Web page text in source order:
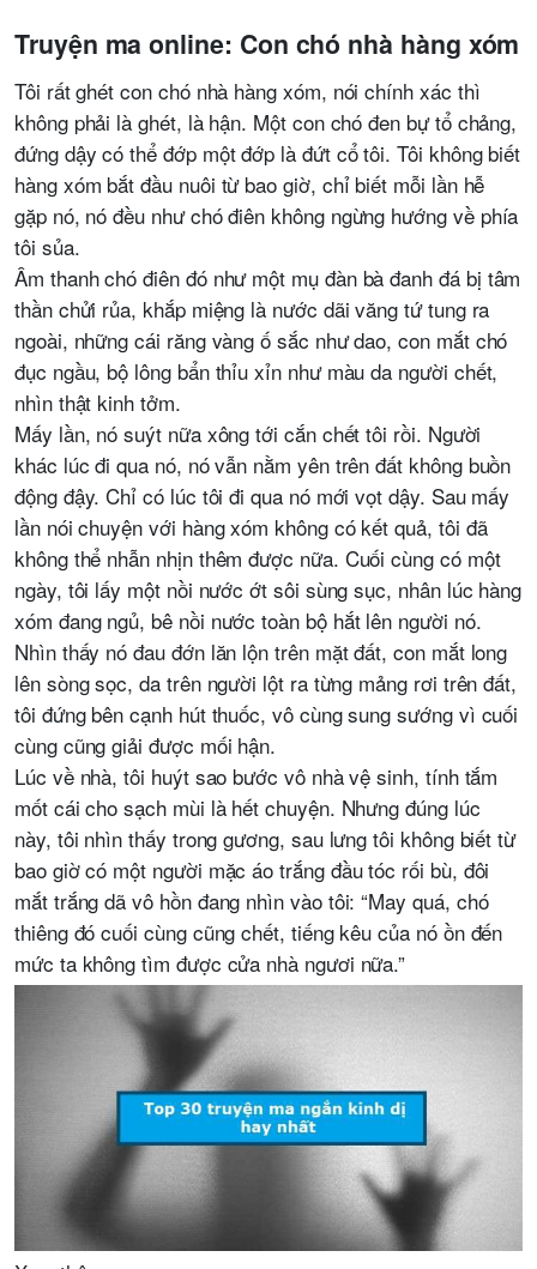
Truyện ma online: Con chó nhà hàng xóm
Tôi rất ghét con chó nhà hàng xóm, nói chính xác thì
không phải là ghét, là hận. Một con chó đen bự tổ chảng,
đứng dậy có thể đớp một đớp là đứt cổ tôi. Tôi không biết
hàng xóm bắt đầu nuôi từ bao giờ, chỉ biết mỗi lần hễ
gặp nó, nó đều như chó điên không ngừng hướng về phía
tôi sủa.
Âm thanh chó điên đó như một mụ đàn bà đanh đá bị tâm
thần chửi rủa, khắp miệng là nước dãi văng tứ tung ra
ngoài, những cái răng vàng ố sắc như dao, con mắt chó
đục ngầu, bộ lông bẩn thỉu xỉn như màu da người chết,
nhìn thật kinh tởm.
Mấy lần, nó suýt nữa xông tới cắn chết tôi rồi. Người
khác lúc đi qua nó, nó vẫn nằm yên trên đất không buồn
động đậy. Chỉ có lúc tôi đi qua nó mới vọt dậy. Sau mấy
lần nói chuyện với hàng xóm không có kết quả, tôi đã
không thể nhẫn nhịn thêm được nữa. Cuối cùng có một
ngày, tôi lấy một nồi nước ớt sôi sùng sục, nhân lúc hàng
xóm đang ngủ, bê nồi nước toàn bộ hắt lên người nó.
Nhìn thấy nó đau đớn lăn lộn trên mặt đất, con mắt long
lên sòng sọc, da trên người lột ra từng mảng rơi trên đất,
tôi đứng bên cạnh hút thuốc, vô cùng sung sướng vì cuối
cùng cũng giải được mối hận.
Lúc về nhà, tôi huýt sao bước vô nhà vệ sinh, tính tắm
mốt cái cho sạch mùi là hết chuyện. Nhưng đúng lúc
này, tôi nhìn thấy trong gương, sau lưng tôi không biết từ
bao giờ có một người mặc áo trắng đầu tóc rối bù, đôi
mắt trắng dã vô hồn đang nhìn vào tôi: “May quá, chó
thiêng đó cuối cùng cũng chết, tiếng kêu của nó ồn đến
mức ta không tìm được cửa nhà ngươi nữa.”